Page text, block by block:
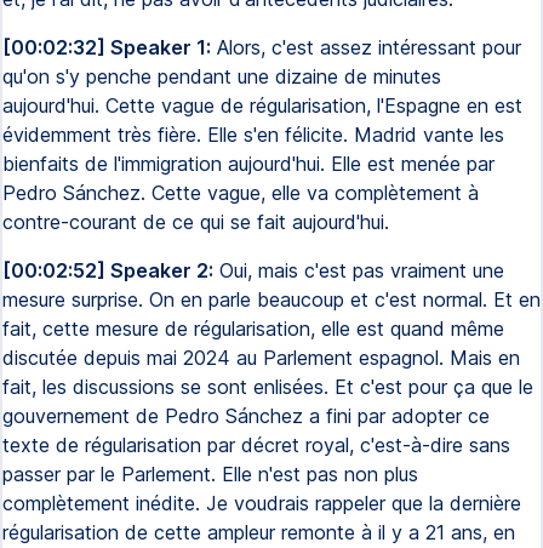
[00:02:32] Speaker 1: Alors, c'est assez intéressant pour
qu'on s'y penche pendant une dizaine de minutes
aujourd'hui. Cette vague de régularisation, l'Espagne en est
évidemment très fière. Elle s'en félicite. Madrid vante les
bienfaits de l'immigration aujourd'hui. Elle est menée par
Pedro Sánchez. Cette vague, elle va complètement à
contre-courant de ce qui se fait aujourd'hui.
[00:02:52] Speaker 2: Oui, mais c'est pas vraiment une
mesure surprise. On en parle beaucoup et c'est normal. Et en
fait, cette mesure de régularisation, elle est quand même
discutée depuis mai 2024 au Parlement espagnol. Mais en
fait, les discussions se sont enlisées. Et c'est pour ça que le
gouvernement de Pedro Sánchez a fini par adopter ce
texte de régularisation par décret royal, c'est-à-dire sans
passer par le Parlement. Elle n'est pas non plus
complètement inédite. Je voudrais rappeler que la dernière
régularisation de cette ampleur remonte à il y a 21 ans, en